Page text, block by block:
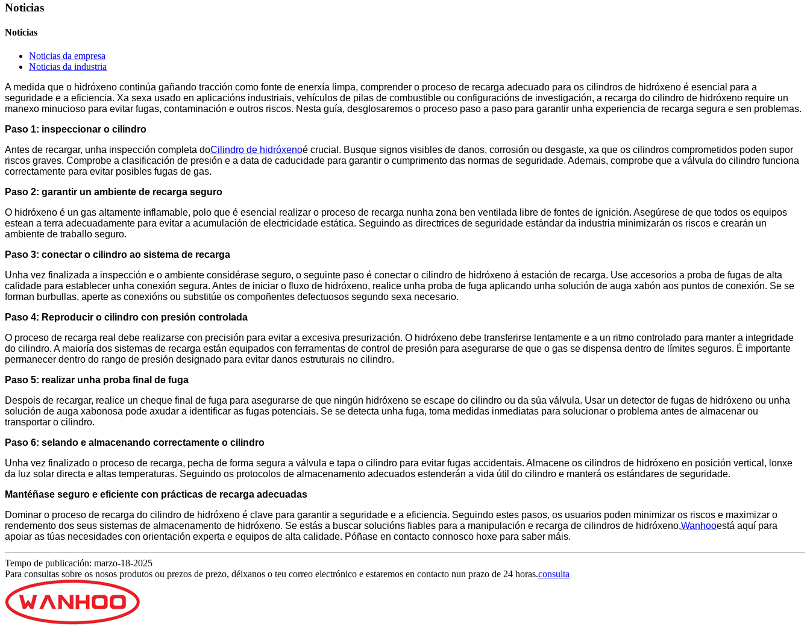
Noticias
Noticias
Noticias da empresa
Noticias da industria
A medida que o hidróxeno continúa gañando tracción como fonte de enerxía limpa, comprender o proceso de recarga adecuado para os cilindros de hidróxeno é esencial para a
seguridade e a eficiencia. Xa sexa usado en aplicacións industriais, vehículos de pilas de combustible ou configuracións de investigación, a recarga do cilindro de hidróxeno require un
manexo minucioso para evitar fugas, contaminación e outros riscos. Nesta guía, desglosaremos o proceso paso a paso para garantir unha experiencia de recarga segura e sen problemas.
Paso 1: inspeccionar o cilindro
Antes de recargar, unha inspección completa doCilindro de hidróxenoé crucial. Busque signos visibles de danos, corrosión ou desgaste, xa que os cilindros comprometidos poden supor
riscos graves. Comprobe a clasificación de presión e a data de caducidade para garantir o cumprimento das normas de seguridade. Ademais, comprobe que a válvula do cilindro funciona
correctamente para evitar posibles fugas de gas.
Paso 2: garantir un ambiente de recarga seguro
O hidróxeno é un gas altamente inflamable, polo que é esencial realizar o proceso de recarga nunha zona ben ventilada libre de fontes de ignición. Asegúrese de que todos os equipos
estean a terra adecuadamente para evitar a acumulación de electricidade estática. Seguindo as directrices de seguridade estándar da industria minimizarán os riscos e crearán un
ambiente de traballo seguro.
Paso 3: conectar o cilindro ao sistema de recarga
Unha vez finalizada a inspección e o ambiente considérase seguro, o seguinte paso é conectar o cilindro de hidróxeno á estación de recarga. Use accesorios a proba de fugas de alta
calidade para establecer unha conexión segura. Antes de iniciar o fluxo de hidróxeno, realice unha proba de fuga aplicando unha solución de auga xabón aos puntos de conexión. Se se
forman burbullas, aperte as conexións ou substitúe os compoñentes defectuosos segundo sexa necesario.
Paso 4: Reproducir o cilindro con presión controlada
O proceso de recarga real debe realizarse con precisión para evitar a excesiva presurización. O hidróxeno debe transferirse lentamente e a un ritmo controlado para manter a integridade
do cilindro. A maioría dos sistemas de recarga están equipados con ferramentas de control de presión para asegurarse de que o gas se dispensa dentro de límites seguros. É importante
permanecer dentro do rango de presión designado para evitar danos estruturais no cilindro.
Paso 5: realizar unha proba final de fuga
Despois de recargar, realice un cheque final de fuga para asegurarse de que ningún hidróxeno se escape do cilindro ou da súa válvula. Usar un detector de fugas de hidróxeno ou unha
solución de auga xabonosa pode axudar a identificar as fugas potenciais. Se se detecta unha fuga, toma medidas inmediatas para solucionar o problema antes de almacenar ou
transportar o cilindro.
Paso 6: selando e almacenando correctamente o cilindro
Unha vez finalizado o proceso de recarga, pecha de forma segura a válvula e tapa o cilindro para evitar fugas accidentais. Almacene os cilindros de hidróxeno en posición vertical, lonxe
da luz solar directa e altas temperaturas. Seguindo os protocolos de almacenamento adecuados estenderán a vida útil do cilindro e manterá os estándares de seguridade.
Mantéñase seguro e eficiente con prácticas de recarga adecuadas
Dominar o proceso de recarga do cilindro de hidróxeno é clave para garantir a seguridade e a eficiencia. Seguindo estes pasos, os usuarios poden minimizar os riscos e maximizar o
rendemento dos seus sistemas de almacenamento de hidróxeno. Se estás a buscar solucións fiables para a manipulación e recarga de cilindros de hidróxeno,Wanhooestá aquí para
apoiar as túas necesidades con orientación experta e equipos de alta calidade. Póñase en contacto connosco hoxe para saber máis.
Tempo de publicación: marzo-18-2025
Para consultas sobre os nosos produtos ou prezos de prezo, déixanos o teu correo electrónico e estaremos en contacto nun prazo de 24 horas.consulta